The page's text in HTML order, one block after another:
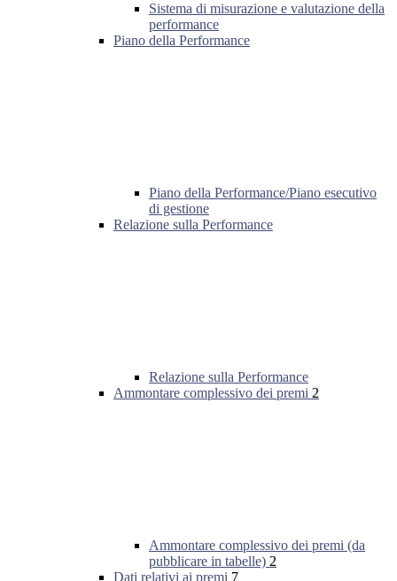
Sistema di misurazione e valutazione della
performance
Piano della Performance
Piano della Performance/Piano esecutivo
di gestione
Relazione sulla Performance
Relazione sulla Performance
Ammontare complessivo dei premi 2
Ammontare complessivo dei premi (da
pubblicare in tabelle) 2
Dati relativi ai premi 7